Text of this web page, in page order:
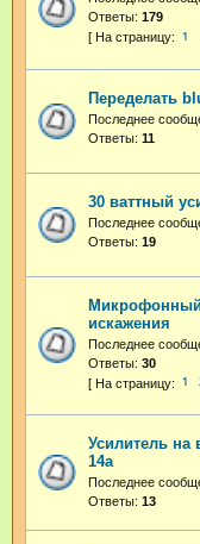
Ответы: 179
1
Переделать
Последнее
Ответы: 11
30 ваттный
Последнее
Ответы: 19
Микрофонный
искажения
Последнее
Ответы: 30
1
Усилитель
14а
Последнее
Ответы: 13